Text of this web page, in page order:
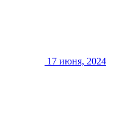
17 июня, 2024